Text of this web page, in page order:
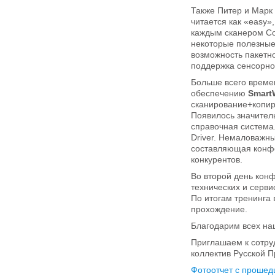
Также Питер и
читается как
каждым сканером
некоторые
возможность
поддержка
Больше всего
обеспечению
Появилось
справочная
Driver.
составляющая
конкурентов.
Во второй день
технических и
По итогам
прохождение.
Благодарим всех
Приглашаем к
коллектив
Фотоотчет с